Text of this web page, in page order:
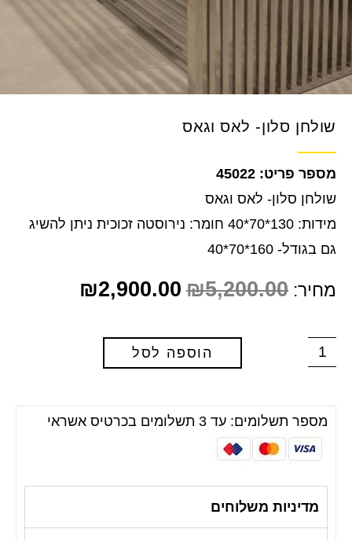
שולחן סלון- לאס וגאס
45022
שולחן סלון- לאס וגאס
מידות: 130*70*40 חומר: נירוסטה זכוכית ניתן להשיג
גם בגודל- 160*70*40
מחיר: ₪5,200.00
₪2,900.00
הוספה לסל
מספר תשלומים: עד 3 תשלומים בכרטיס אשראי
מדיניות משלוחים